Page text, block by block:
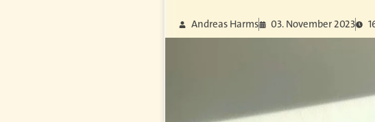
Andreas Harms 03. November 2023